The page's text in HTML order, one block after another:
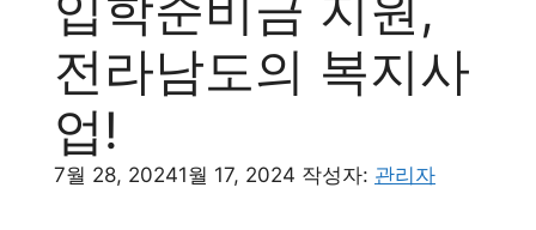
전라남도의 복지사
업!
7월 28, 20241월 17, 2024 작성자: 관리자